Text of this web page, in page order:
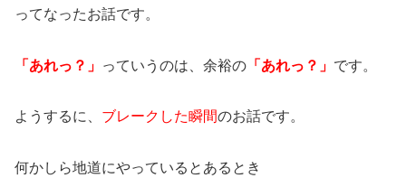
ってなったお話です。
「あれっ？」 っていうのは、余裕の 「あれっ？」 です。
ようするに、 ブレークした瞬間のお話です。
何かしら地道にやっているとあるとき